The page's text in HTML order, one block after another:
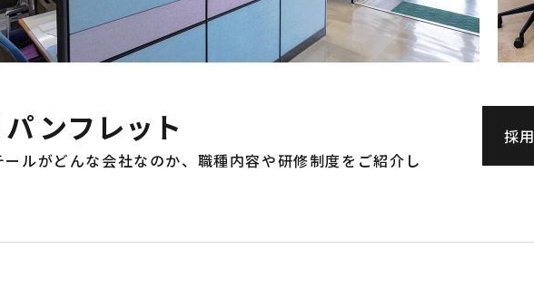
ンフレット
ールがどんな会社なのか、職種内容や研修制度をご紹介し
採